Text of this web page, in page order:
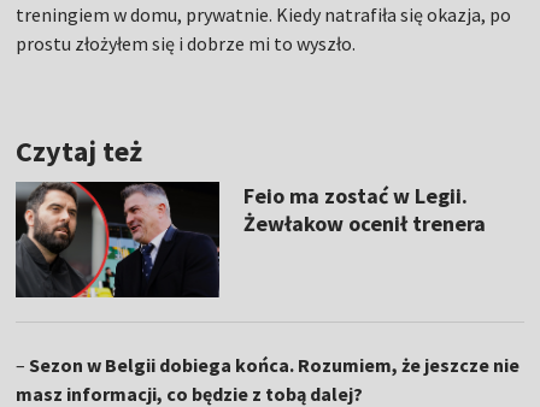
treningiem w domu, prywatnie. Kiedy natrafiła się okazja, po
prostu złożyłem się i dobrze mi to wyszło.
Czytaj też
Feio ma zostać w Legii.
Żewłakow ocenił trenera
–Sezon w Belgii dobiega końca. Rozumiem, że jeszcze nie
masz informacji, co będzie z tobą dalej?